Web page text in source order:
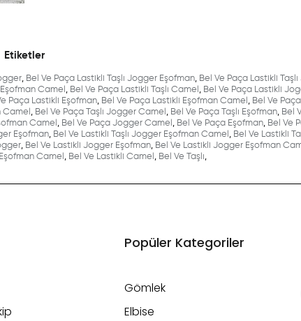
Etiketler
, Bel Ve Paça Lastikli Taşlı Jogger Eşofman, Bel Ve Paça Lastikli
Camel , Bel Ve Paça Lastikli Taşlı Camel , Bel Ve Paça Lastikli
Paça Lastikli Eşofman, Bel Ve Paça Lastikli Eşofman Camel , Bel Ve
Camel , Bel Ve Paça Taşlı Jogger Camel , Bel Ve Paça Taşlı Eşofman, Bel
Camel , Bel Ve Paça Jogger Camel , Bel Ve Paça Eşofman, Bel Ve
Eşofman, Bel Ve Lastikli Taşlı Jogger Eşofman Camel , Bel Ve Lastikli
, Bel Ve Lastikli Jogger Eşofman, Bel Ve Lastikli Jogger Eşofman
Camel , Bel Ve Lastikli Camel , Bel Ve Taşlı,
Popüler Kategoriler
Gömlek
Elbise